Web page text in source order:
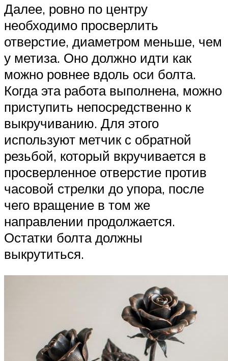
Далее, ровно по центру
необходимо просверлить
отверстие, диаметром меньше, чем
у метиза. Оно должно идти как
можно ровнее вдоль оси болта.
Когда эта работа выполнена, можно
приступить непосредственно к
выкручиванию. Для этого
используют метчик с обратной
резьбой, который вкручивается в
просверленное отверстие против
часовой стрелки до упора, после
чего вращение в том же
направлении продолжается.
Остатки болта должны
выкрутиться.